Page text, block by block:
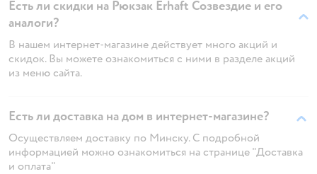
Есть ли скидки на Рюкзак Erhaft Созвездие и его
аналоги?
В нашем интернет-магазине действует много акций и
скидок. Вы можете ознакомиться с ними в разделе акций
из меню сайта.
Есть ли доставка на дом в интернет-магазине?
Осуществляем доставку по Минску. С подробной
информацией можно ознакомиться на странице "Доставка
и оплата"